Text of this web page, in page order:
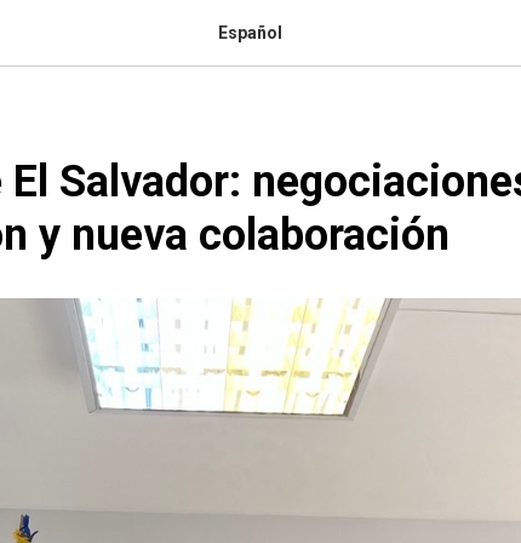
Español
El Salvador:
y nueva colaboración